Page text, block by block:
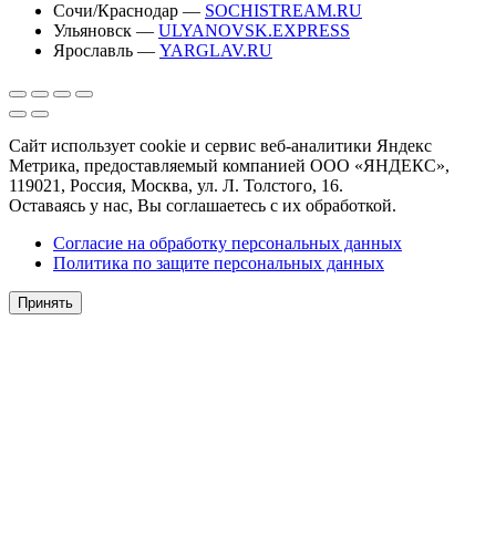
Сочи/Краснодар — SOCHISTREAM.RU
Ульяновск — ULYANOVSK.EXPRESS
Ярославль — YARGLAV.RU
Сайт использует cookie и сервис веб-аналитики Яндекс
Метрика, предоставляемый компанией ООО «ЯНДЕКС»,
119021, Россия, Москва, ул. Л. Толстого, 16.
Оставаясь у нас, Вы соглашаетесь с их обработкой.
Согласие на обработку персональных данных
Политика по защите персональных данных
Принять